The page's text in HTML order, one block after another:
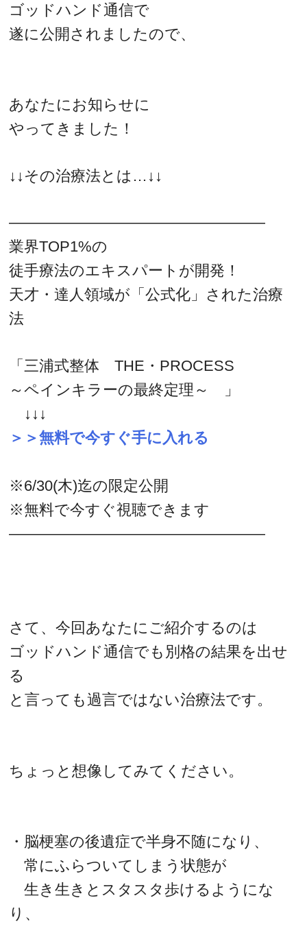
ゴッドハンド通信で
遂に公開されましたので、
あなたにお知らせに
やってきました！
↓↓その治療法とは…↓↓
―――――――――――――――――
業界TOP1%の
徒手療法のエキスパートが開発！
天才・達人領域が「公式化」された治療
法
「三浦式整体 THE・PROCESS
～ペインキラーの最終定理～ 」
↓↓↓
＞＞無料で今すぐ手に入れる
※6/30(木)迄の限定公開
※無料で今すぐ視聴できます
―――――――――――――――――
さて、今回あなたにご紹介するのは
ゴッドハンド通信でも別格の結果を出せ
る
と言っても過言ではない治療法です。
ちょっと想像してみてください。
・脳梗塞の後遺症で半身不随になり、
常にふらついてしまう状態が
生き生きとスタスタ歩けるようにな
り、